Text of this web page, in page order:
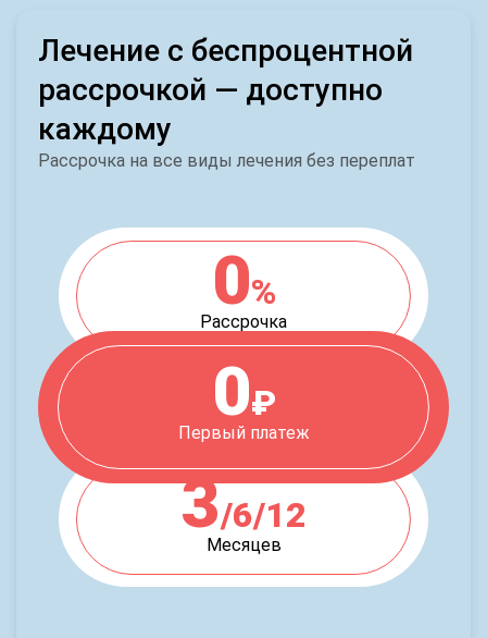
Лечение с беспроцентной
рассрочкой — доступно
каждому
Рассрочка на все виды лечения без переплат
0%
Рассрочка
0₽
Первый платеж
3/6/12
Месяцев